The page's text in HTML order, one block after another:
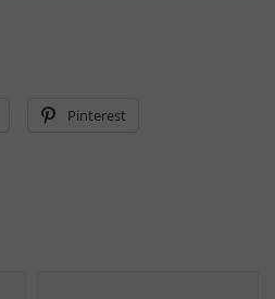
Pinterest